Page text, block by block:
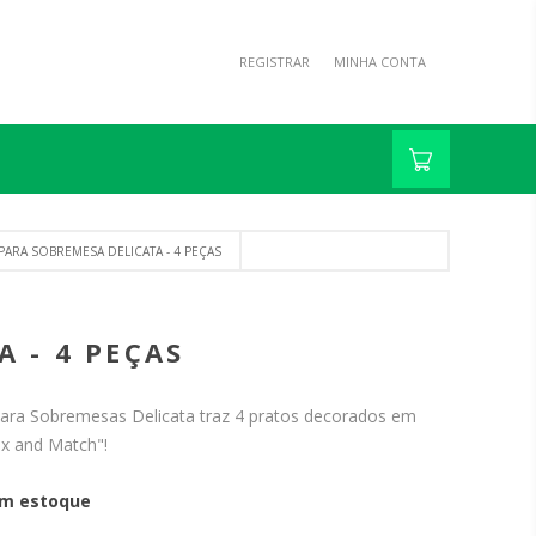
REGISTRAR MINHA CONTA
SOBREMESA DELICATA - 4 PEÇAS
- 4 PEÇAS
Sobremesas Delicata traz 4 pratos decorados em
and Match"!
estoque